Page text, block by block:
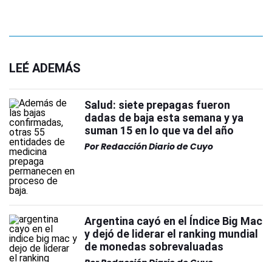
LEÉ ADEMÁS
Salud: siete prepagas fueron
dadas de baja esta semana y ya
suman 15 en lo que va del año
PorRedacción Diario de Cuyo
Argentina cayó en el Índice Big Mac
y dejó de liderar el ranking mundial
de monedas sobrevaluadas